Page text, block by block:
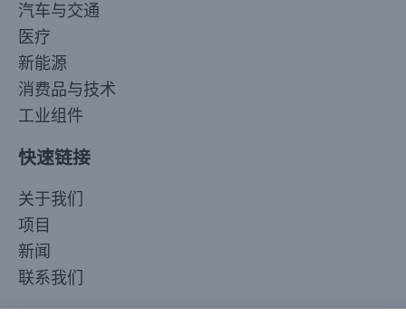
汽车与交通
医疗
新能源
消费品与技术
工业组件
快速链接
关于我们
项目
新闻
联系我们